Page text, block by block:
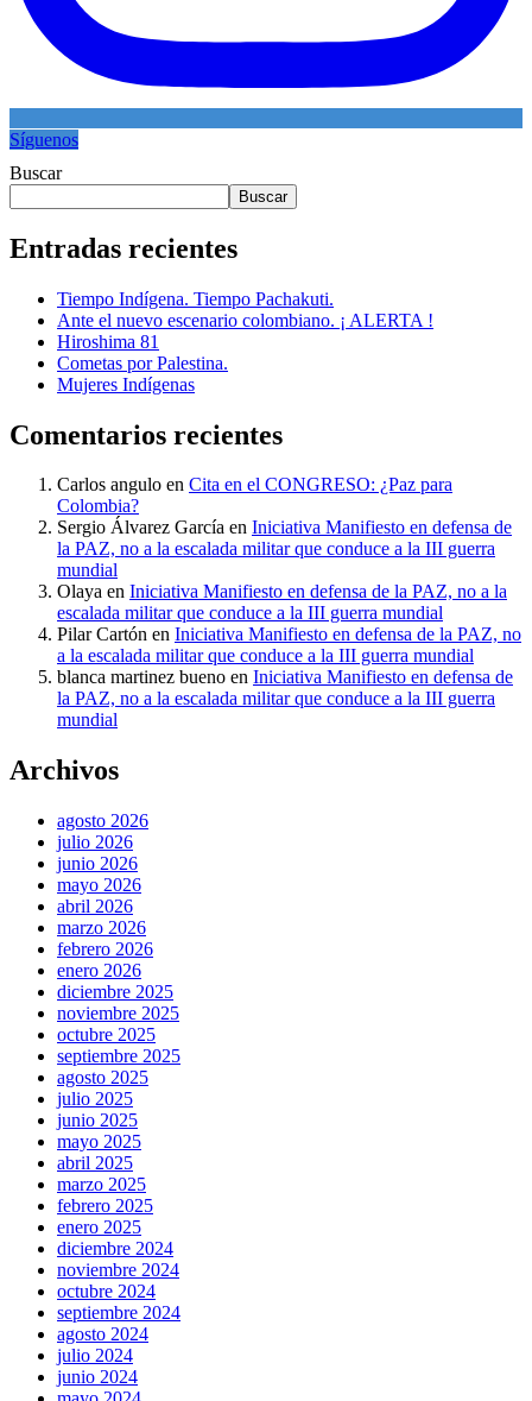
Síguenos
Buscar
Buscar
Entradas recientes
Tiempo Indígena. Tiempo Pachakuti.
Ante el nuevo escenario colombiano. ¡ ALERTA !
Hiroshima 81
Cometas por Palestina.
Mujeres Indígenas
Comentarios recientes
Carlos angulo en Cita en el CONGRESO: ¿Paz para
Colombia?
Sergio Álvarez García en Iniciativa Manifiesto en defensa de
la PAZ, no a la escalada militar que conduce a la III guerra
mundial
Olaya en Iniciativa Manifiesto en defensa de la PAZ, no a la
escalada militar que conduce a la III guerra mundial
Pilar Cartón en Iniciativa Manifiesto en defensa de la PAZ, no
a la escalada militar que conduce a la III guerra mundial
blanca martinez bueno en Iniciativa Manifiesto en defensa de
la PAZ, no a la escalada militar que conduce a la III guerra
mundial
Archivos
agosto 2026
julio 2026
junio 2026
mayo 2026
abril 2026
marzo 2026
febrero 2026
enero 2026
diciembre 2025
noviembre 2025
octubre 2025
septiembre 2025
agosto 2025
julio 2025
junio 2025
mayo 2025
abril 2025
marzo 2025
febrero 2025
enero 2025
diciembre 2024
noviembre 2024
octubre 2024
septiembre 2024
agosto 2024
julio 2024
junio 2024